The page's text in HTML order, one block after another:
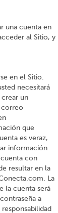
una cuenta en
al Sitio, y
en el Sitio.
necesitará
crear un
correo
que
es veraz,
información
cuenta con
resultar en la
La
la cuenta será
a